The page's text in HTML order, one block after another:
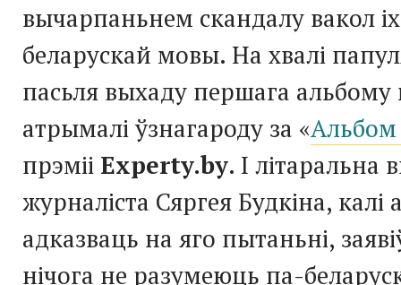
вычарпаньнем скандалу вакол
беларускай мовы. На хвалі
пасьля выхаду першага альбому
атрымалі ўзнагароду за «Альбом
прэміі Experty.by. І літаральна
журналіста Сяргея Будкіна, калі
адказваць на яго пытаньні,
нічога не разумеюць па-